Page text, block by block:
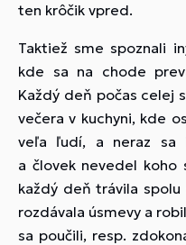
ten krôčik vpred.
Taktiež sme spoznali
kde sa na chode
Každý deň počas celej
večera v kuchyni, kde
veľa ľudí, a neraz sa
a človek nevedel koho
každý deň trávila
rozdávala úsmevy a
sa poučili, resp.